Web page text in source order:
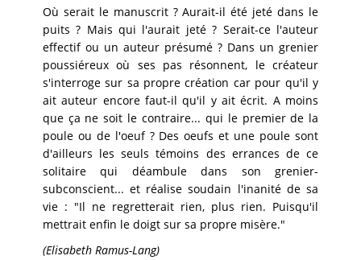
Où serait le manuscrit ? Aurait-il été jeté dans le
puits ? Mais qui l'aurait jeté ? Serait-ce l'auteur
effectif ou un auteur présumé ? Dans un grenier
poussiéreux où ses pas résonnent, le créateur
s'interroge sur sa propre création car pour qu'il y
ait auteur encore faut-il qu'il y ait écrit. A moins
que ça ne soit le contraire... qui le premier de la
poule ou de l'oeuf ? Des oeufs et une poule sont
d'ailleurs les seuls témoins des errances de ce
solitaire qui déambule dans son grenier-
subconscient... et réalise soudain l'inanité de sa
vie : "Il ne regretterait rien, plus rien. Puisqu'il
mettrait enfin le doigt sur sa propre misère."
(Elisabeth Ramus-Lang)